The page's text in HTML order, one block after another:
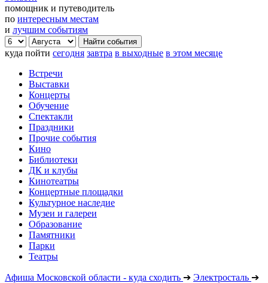
помощник и путеводитель
по интересным местам
и лучшим событиям
куда пойти сегодня завтра в выходные в этом месяце
Встречи
Выставки
Концерты
Обучение
Спектакли
Праздники
Прочие события
Кино
Библиотеки
ДК и клубы
Кинотеатры
Концертные площадки
Культурное наследие
Музеи и галереи
Образование
Памятники
Парки
Театры
Афиша Московской области - куда сходить ➔ Электросталь ➔